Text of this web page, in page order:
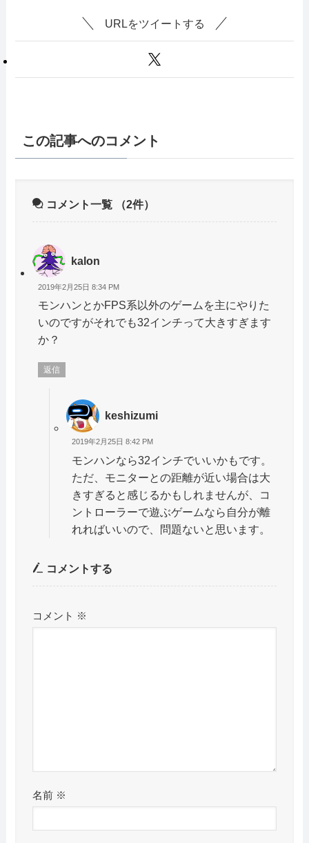
URLをツイートする
この記事へのコメント
コメント一覧 （2件）
kalon
2019年2月25日 8:34 PM
モンハンとかFPS系以外のゲームを主にやりた
いのですがそれでも32インチって大きすぎます
か？
返信
keshizumi
2019年2月25日 8:42 PM
モンハンなら32インチでいいかもです。
ただ、モニターとの距離が近い場合は大
きすぎると感じるかもしれませんが、コ
ントローラーで遊ぶゲームなら自分が離
れればいいので、問題ないと思います。
コメントする
コメント ※
名前 ※